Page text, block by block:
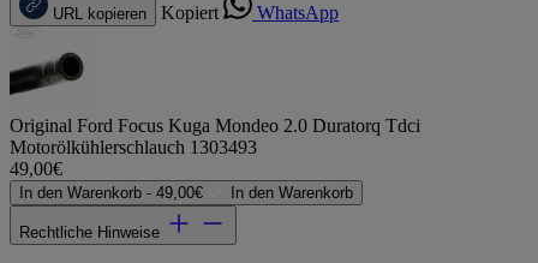
URL kopieren Kopiert WhatsApp
Original Ford Focus Kuga Mondeo 2.0 Duratorq Tdci
Motorölkühlerschlauch 1303493
49,00€
In den Warenkorb - 49,00€ In den Warenkorb
Rechtliche Hinweise